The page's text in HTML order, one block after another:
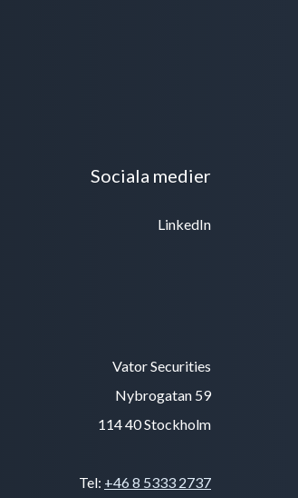
Sociala medier
LinkedIn
Vator Securities
Nybrogatan 59
114 40 Stockholm
Tel: +46 8 5333 2737